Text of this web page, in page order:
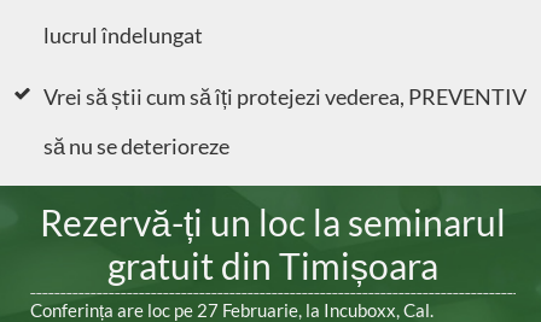
lucrul îndelungat
Vrei să știi cum să îți protejezi vederea, PREVENTIV
să nu se deterioreze
Rezervă-ți un loc la seminarul
gratuit din ​Timișoara
Conferința are loc pe ​​27 Februarie, la ​Incuboxx​, ​Cal.